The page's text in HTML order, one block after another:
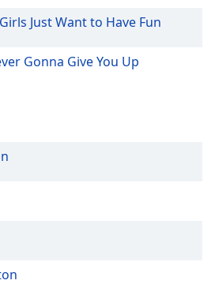
Girls Just Want to Have Fun
Gonna Give You Up